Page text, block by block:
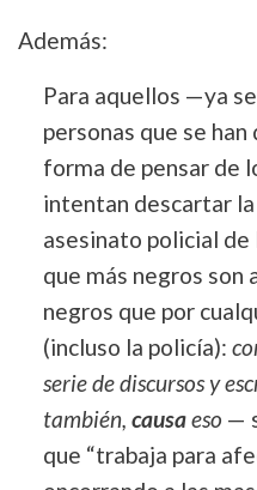
Además:
Para aquellos —ya
personas que se
forma de pensar de
intentan descartar
asesinato policial
que más negros son
negros que por
(incluso la policía):
serie de discursos y
también, causaeso —
que “trabaja para